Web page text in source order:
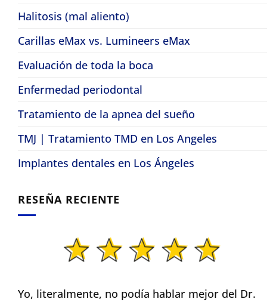
Halitosis (mal aliento)
Carillas eMax vs. Lumineers eMax
Evaluación de toda la boca
Enfermedad periodontal
Tratamiento de la apnea del sueño
TMJ | Tratamiento TMD en Los Angeles
Implantes dentales en Los Ángeles
RESEÑA RECIENTE
Yo, literalmente, no podía hablar mejor del Dr.